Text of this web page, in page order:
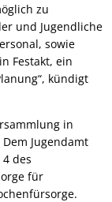
zu
und Jugendliche
sowie
Festakt, ein
kündigt
in
Jugendamt
des
für